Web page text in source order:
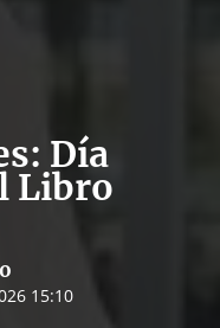
Día
Libro
15:10